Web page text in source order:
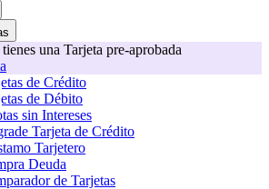
una Tarjeta pre-aprobada
de Crédito
de Débito
sin Intereses
Tarjeta de Crédito
Tarjetero
Deuda
de Tarjetas